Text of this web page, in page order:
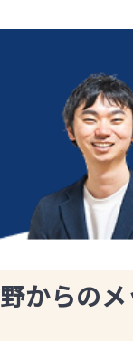
からの